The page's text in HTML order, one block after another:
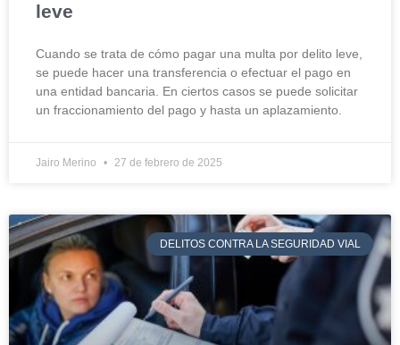
leve
Cuando se trata de cómo pagar una multa por delito leve,
se puede hacer una transferencia o efectuar el pago en
una entidad bancaria. En ciertos casos se puede solicitar
un fraccionamiento del pago y hasta un aplazamiento.
Jairo Merino 27 de febrero de 2025
DELITOS CONTRA LA SEGURIDAD VIAL